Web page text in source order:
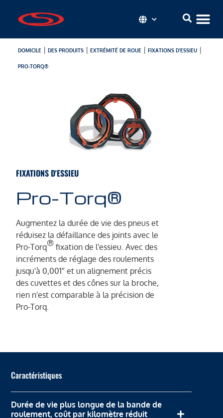
DOMICILE | DES PRODUITS| EXTRÉMITÉ DE ROUE | FIXATIONS D'ESSIEU|
PRO-TORQ®
FIXATIONS D'ESSIEU
Pro-Torq®
Augmentez la durée de vie des pneus et
réduisez la défaillance des joints avec le
Pro-Torq® fixation de l'essieu. Avec des
incréments de réglage des roulements
jusqu'à 0,001″ et un alignement précis
des cuvettes et des cônes sur la broche,
rien n'est comparable à la précision de
Pro-Torq.
Caractéristiques
Durée de vie plus longue de la bande de
roulement, coût par kilomètre réduit